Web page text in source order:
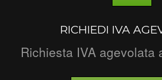
RICHIEDI IVA
Richiesta IVA agevolata